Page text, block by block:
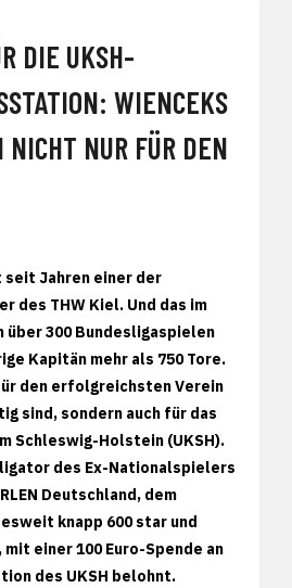
DIE UKSH-
WIENCEKS
NICHT NUR FÜR DEN
Jahren einer der
des THW Kiel. Und das im
über 300 Bundesligaspielen
Kapitän mehr als 750 Tore.
den erfolgreichsten Verein
sind, sondern auch für das
Schleswig-Holstein (UKSH).
des Ex-Nationalspielers
Deutschland, dem
knapp 600 star und
mit einer 100 Euro-Spende an
des UKSH belohnt.